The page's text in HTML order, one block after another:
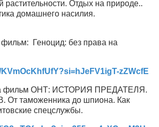
растительности. Отдых на природе..
домашнего насилия.
Геноцид: без права на
zZWcfE
фильм ОНТ: ИСТОРИЯ ПРЕДАТЕЛЯ.
таможенника до шпиона. Как
спецслужбы.